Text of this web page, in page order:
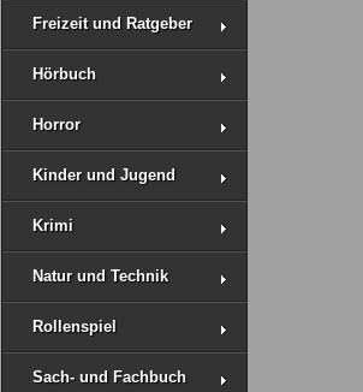
Freizeit und Ratgeber
Hörbuch
Horror
Kinder und Jugend
Krimi
Natur und Technik
Rollenspiel
Sach- und Fachbuch